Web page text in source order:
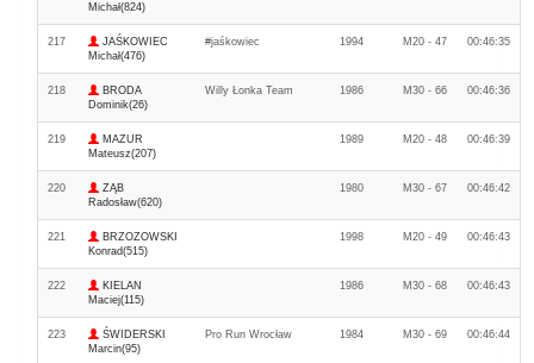
Michał(824)
217
JAŚKOWIEC
Michał(476)
#jaśkowiec 1994 M20 - 47 00:46:35
218
BRODA
Dominik(26)
Willy Łonka Team 1986 M30 - 66 00:46:36
219
MAZUR
Mateusz(207)
1989 M20 - 48 00:46:39
220
ZĄB
Radosław(620)
1980 M30 - 67 00:46:42
221
BRZOZOWSKI
Konrad(515)
1998 M20 - 49 00:46:43
222
KIELAN
Maciej(115)
1986 M30 - 68 00:46:43
223
ŚWIDERSKI
Marcin(95)
Pro Run Wrocław 1984 M30 - 69 00:46:44